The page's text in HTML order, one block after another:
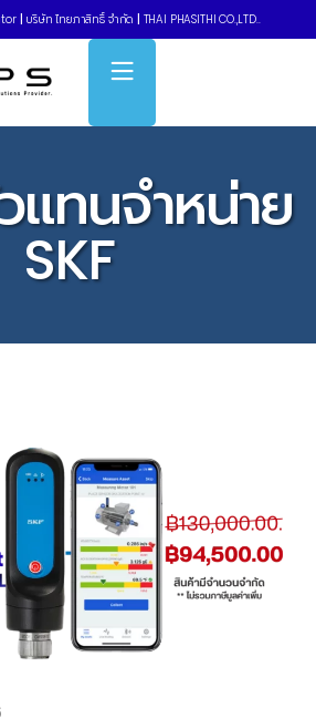
บริษัท ไทยภาสิทธิ์ จำกัด THAI PHASITHI CO.,LTD..
แทนจำหน่าย
SKF